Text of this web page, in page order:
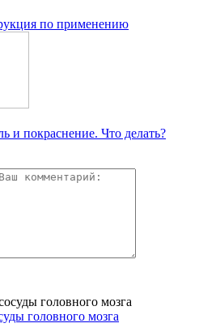
по применению
и покраснение. Что делать?
головного мозга